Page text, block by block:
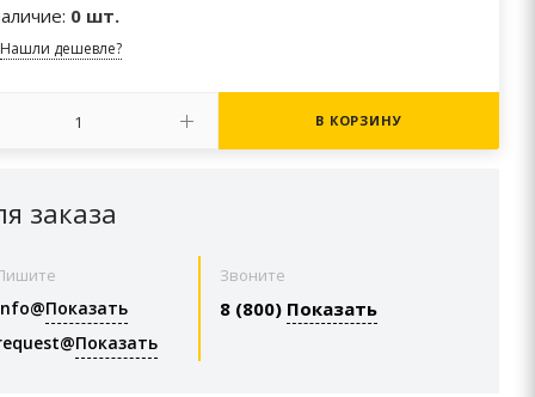
0 шт.
Нашли дешевле?
В КОРЗИНУ
заказа
Показать
Показать
Звоните
8 (800) Показать